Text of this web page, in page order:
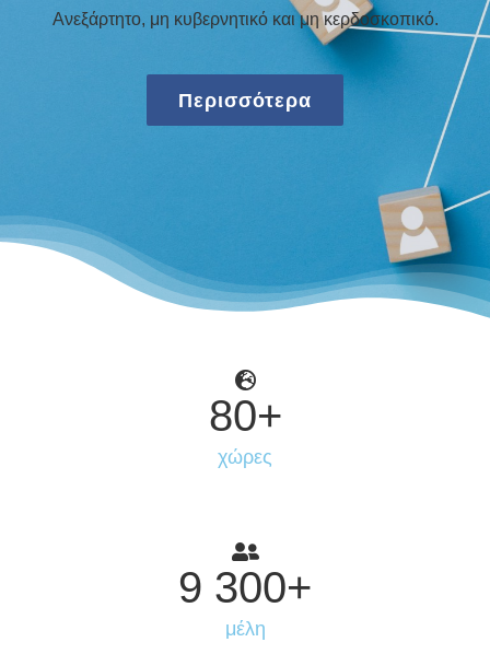
Ανεξάρτητο, μη κυβερνητικό και μη κερδοσκοπικό.
Περισσότερα
80+
χώρες
9 300+
μέλη